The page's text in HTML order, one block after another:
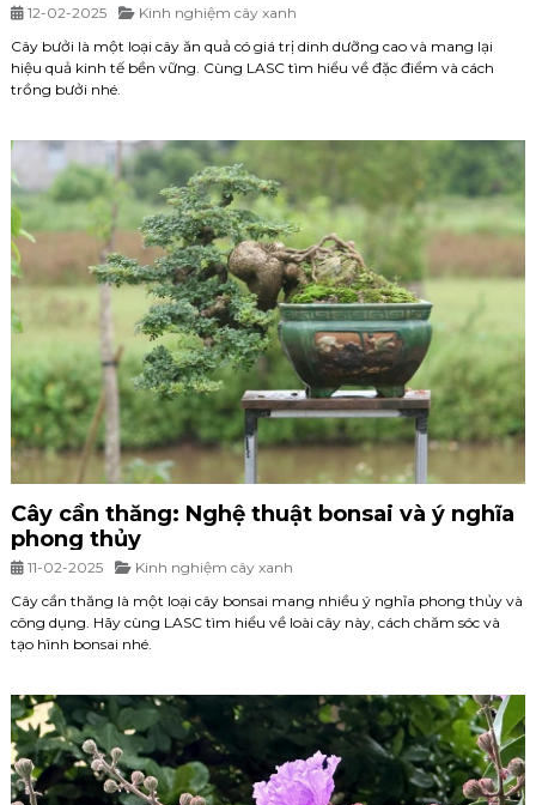
12-02-2025
Kinh nghiệm cây xanh
Cây bưởi là một loại cây ăn quả có giá trị dinh dưỡng cao và mang lại
hiệu quả kinh tế bền vững. Cùng LASC tìm hiểu về đặc điểm và cách
trồng bưởi nhé.
Cây cần thăng: Nghệ thuật bonsai và ý nghĩa
phong thủy
11-02-2025
Kinh nghiệm cây xanh
Cây cần thăng là một loại cây bonsai mang nhiều ý nghĩa phong thủy và
công dụng. Hãy cùng LASC tìm hiểu về loài cây này, cách chăm sóc và
tạo hình bonsai nhé.